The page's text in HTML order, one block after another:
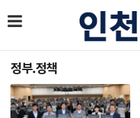
정부.정책